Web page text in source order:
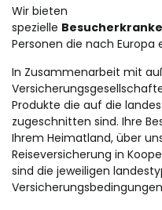
Wir bieten
spezielle
Personen die nach
In Zusammenarbeit mit
Produkte die auf die
zugeschnitten sind. Ihre
Ihrem Heimatland, über
Reiseversicherung in
sind die jeweiligen